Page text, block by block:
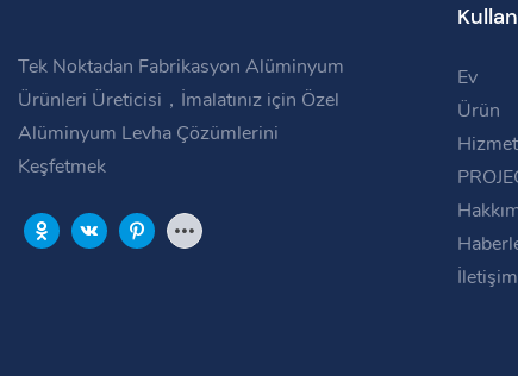
Tek Noktadan Fabrikasyon Alüminyum
Ürünleri Üreticisi，İmalatınız için Özel
Alüminyum Levha Çözümlerini
Keşfetmek
Ev
Ürün
İletişim